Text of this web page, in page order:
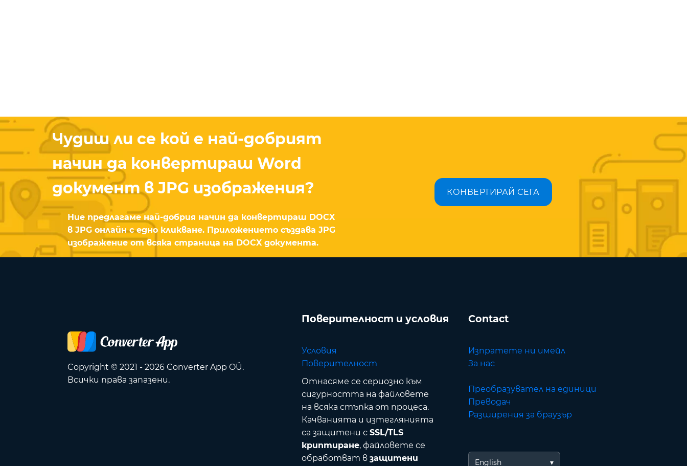
Чудиш ли се кой е най-добрият
начин да конвертираш Word
документ в JPG изображения?
Ние предлагаме най-добрия начин да конвертираш DOCX
в JPG онлайн с едно кликване. Приложението създава JPG
изображение от всяка страница на DOCX документа.
КОНВЕРТИРАЙ СЕГА
Copyright © 2021 - 2026 Converter App OÜ.
Всички права запазени.
Поверителност и условия
Условия
Поверителност
Отнасяме се сериозно към
сигурността на файловете
на всяка стъпка от процеса.
Качванията и изтеглянията
са защитени с SSL/TLS
криптиране, файловете се
обработват в защитени
Contact
Изпратете ни имейл
За нас
Преобразувател на единици
Преводач
Разширения за браузър
English